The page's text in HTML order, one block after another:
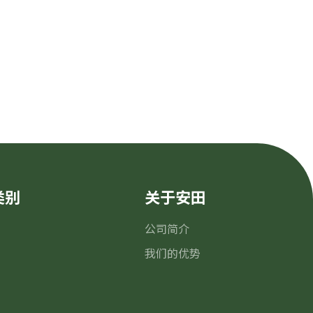
别 关于安田
公司简介
我们的优势